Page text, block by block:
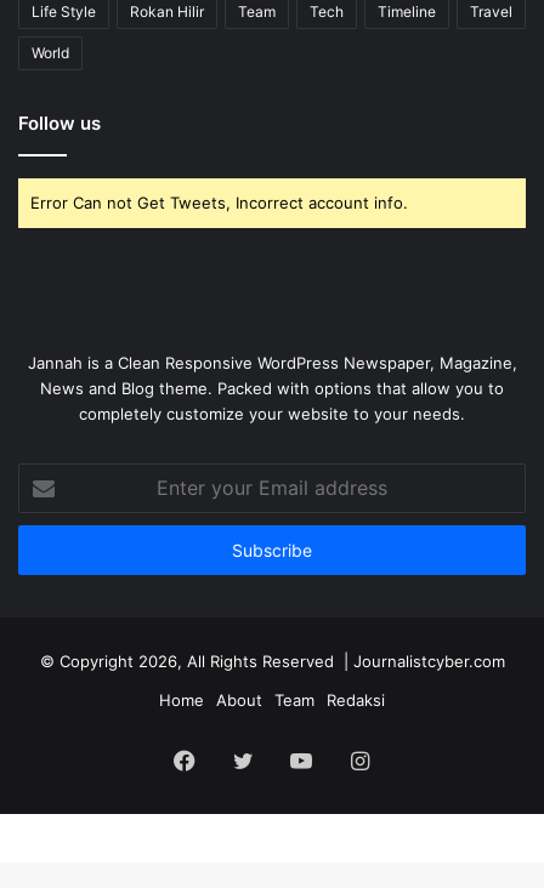
Life Style Rokan Hilir Team Tech Timeline Travel
World
Follow us
Error Can not Get Tweets, Incorrect account info.
Jannah is a Clean Responsive WordPress Newspaper, Magazine,
News and Blog theme. Packed with options that allow you to
completely customize your website to your needs.
your
Email
© Copyright 2026, All Rights Reserved | Journalistcyber.com
Home
About Team Redaksi
Facebook
TwitterYouTubeInstagram